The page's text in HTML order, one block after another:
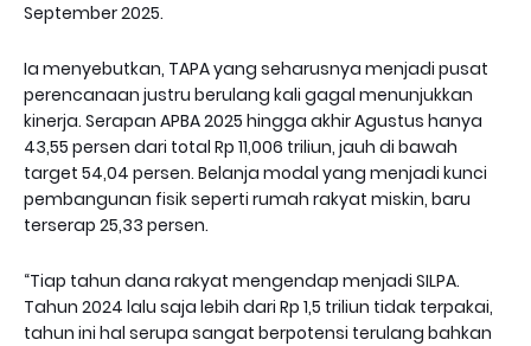
September 2025.
Ia menyebutkan, TAPA yang seharusnya menjadi pusat
perencanaan justru berulang kali gagal menunjukkan
kinerja. Serapan APBA 2025 hingga akhir Agustus hanya
43,55 persen dari total Rp 11,006 triliun, jauh di bawah
target 54,04 persen. Belanja modal yang menjadi kunci
pembangunan fisik seperti rumah rakyat miskin, baru
terserap 25,33 persen.
“Tiap tahun dana rakyat mengendap menjadi SILPA.
Tahun 2024 lalu saja lebih dari Rp 1,5 triliun tidak terpakai,
tahun ini hal serupa sangat berpotensi terulang bahkan